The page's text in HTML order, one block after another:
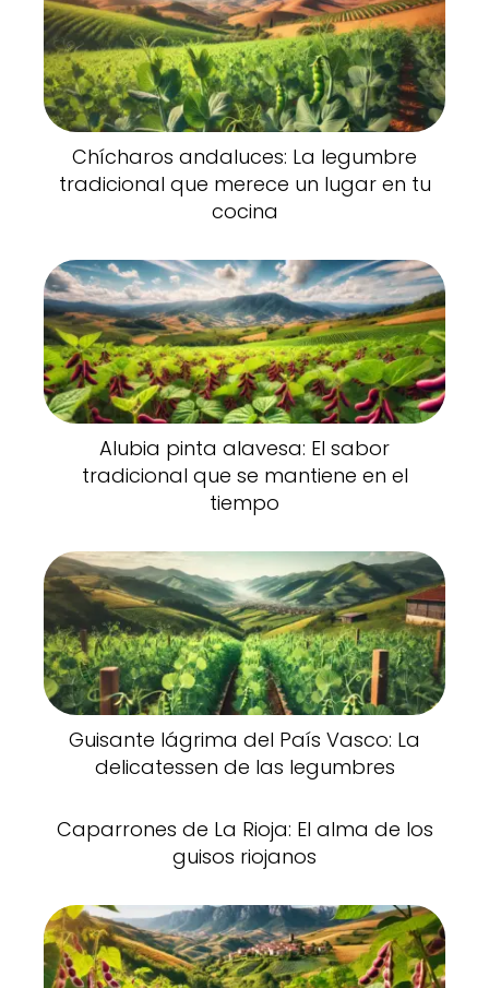
Chícharos andaluces: La legumbre
tradicional que merece un lugar en tu
cocina
Alubia pinta alavesa: El sabor
tradicional que se mantiene en el
tiempo
Guisante lágrima del País Vasco: La
delicatessen de las legumbres
Caparrones de La Rioja: El alma de los
guisos riojanos